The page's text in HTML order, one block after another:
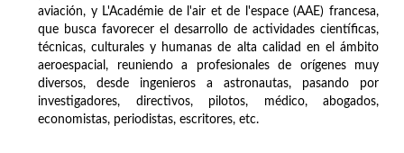
aviación, y L'Académie de l'air et de l'espace (AAE) francesa,
que busca favorecer el desarrollo de actividades científicas,
técnicas, culturales y humanas de alta calidad en el ámbito
aeroespacial, reuniendo a profesionales de orígenes muy
diversos, desde ingenieros a astronautas, pasando por
investigadores, directivos, pilotos, médico, abogados,
economistas, periodistas, escritores, etc.